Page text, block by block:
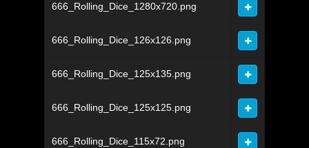
666_Rolling_Dice_1280x720.png
666_Rolling_Dice_126x126.png
666_Rolling_Dice_125x135.png
666_Rolling_Dice_125x125.png
666_Rolling_Dice_115x72.png